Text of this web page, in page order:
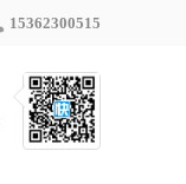
15362300515